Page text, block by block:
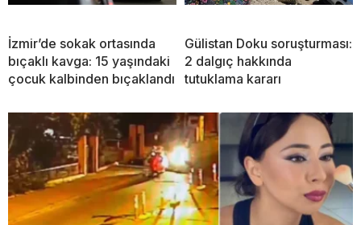
İzmir’de sokak ortasında
bıçaklı kavga: 15 yaşındaki
çocuk kalbinden bıçaklandı
Gülistan Doku soruşturması:
2 dalgıç hakkında
tutuklama kararı